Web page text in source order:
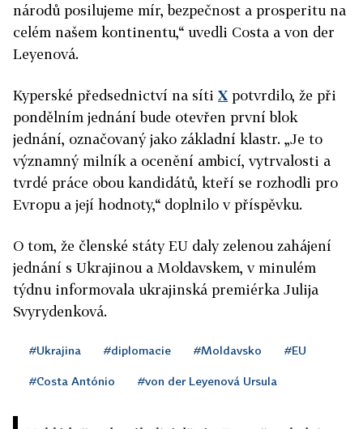
národů posilujeme mír, bezpečnost a prosperitu na
celém našem kontinentu,“ uvedli Costa a von der
Leyenová.
Kyperské předsednictví na síti X potvrdilo, že při
pondělním jednání bude otevřen první blok
jednání, označovaný jako základní klastr. „Je to
významný milník a ocenění ambicí, vytrvalosti a
tvrdé práce obou kandidátů, kteří se rozhodli pro
Evropu a její hodnoty,“ doplnilo v příspěvku.
O tom, že členské státy EU daly zelenou zahájení
jednání s Ukrajinou a Moldavskem, v minulém
týdnu informovala ukrajinská premiérka Julija
Svyrydenková.
#Ukrajina #diplomacie #Moldavsko #EU
#Costa António #von der Leyenová Ursula